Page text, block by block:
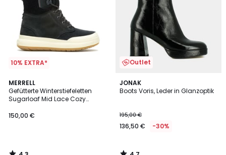
10% EXTRA*
MERRELL
Gefütterte Winterstiefeletten
Sugarloaf Mid Lace Cozy
150,00 €
4,3
/ 5
Outlet
JONAK
Boots Voris, Leder in Glanzoptik
195,00 €
136,50 € -30%
4,7
/ 5